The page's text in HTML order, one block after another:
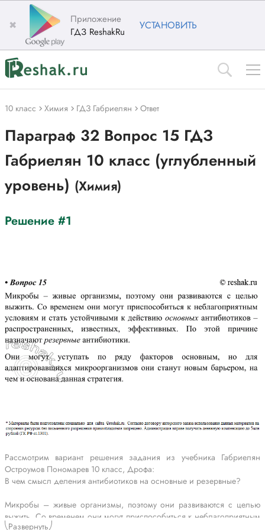
✖
Приложение
ГДЗ ReshakRu
УСТАНОВИТЬ
10 класс Химия ГДЗ Габриелян Ответ
Параграф 32 Вопрос 15 ГДЗ
Габриелян 10 класс (углубленный
уровень) (Химия)
Решение #1
Рассмотрим вариант решения задания из учебника Габриелян
Остроумов Пономарев 10 класс, Дрофа:
В чем смысл деления антибиотиков на основные и резервные?
Микробы – живые организмы, поэтому они развиваются с целью
выжить. Со временем они могут приспособиться к неблагоприятным
Развернуть